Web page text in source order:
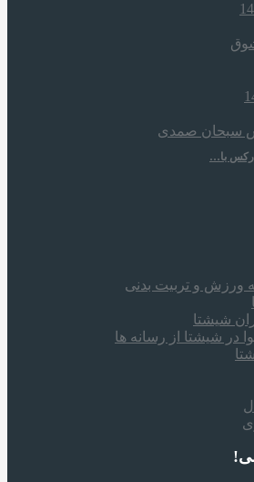
با…
ورزش و تربیت بدنی
شیشتا
در شیشتا از رسانه ها